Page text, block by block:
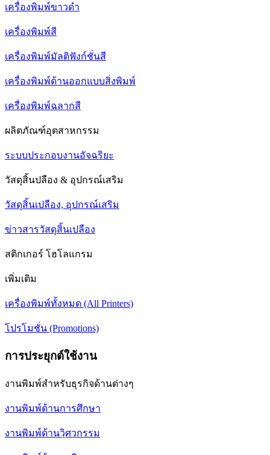
เครื่องพิมพ์ขาวดำ
เครื่องพิมพ์สี
เครื่องพิมพ์มัลติฟังก์ชั่นสี
เครื่องพิมพ์ด้านออกแบบสิ่งพิมพ์
เครื่องพิมพ์ฉลากสี
ผลิตภัณฑ์อุตสาหกรรม
ระบบประกอบงานอัจฉริยะ
วัสดุสิ้นปลือง & อุปกรณ์เสริม
วัสดุสิ้นเปลือง, อุปกรณ์เสริม
ข่าวสารวัสดุสิ้นเปลือง
สติกเกอร์ โฮโลแกรม
เพิ่มเติม
เครื่องพิมพ์ทั้งหมด (All Printers)
โปรโมชั่น (Promotions)
การประยุกต์ใช้งาน
งานพิมพ์สำหรับธุรกิจด้านต่างๆ
งานพิมพ์ด้านการศึกษา
งานพิมพ์ด้านวฺิศวกรรม